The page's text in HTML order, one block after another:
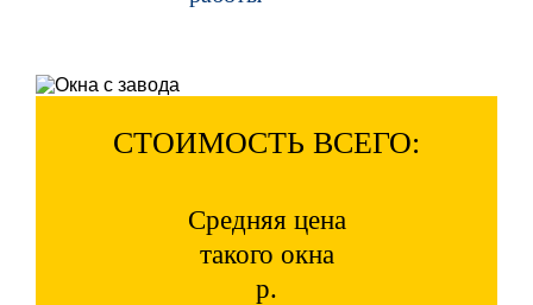
СТОИМОСТЬ ВСЕГО:
Средняя цена
такого окна
р.